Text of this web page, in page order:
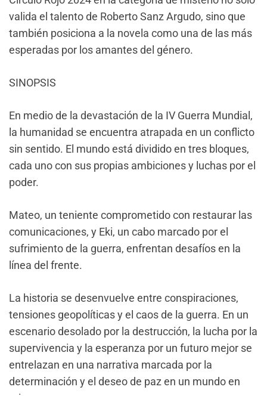
valida el talento de Roberto Sanz Argudo, sino que
también posiciona a la novela como una de las más
esperadas por los amantes del género.
SINOPSIS
En medio de la devastación de la IV Guerra Mundial,
la humanidad se encuentra atrapada en un conflicto
sin sentido. El mundo está dividido en tres bloques,
cada uno con sus propias ambiciones y luchas por el
poder.
Mateo, un teniente comprometido con restaurar las
comunicaciones, y Eki, un cabo marcado por el
sufrimiento de la guerra, enfrentan desafíos en la
línea del frente.
La historia se desenvuelve entre conspiraciones,
tensiones geopolíticas y el caos de la guerra. En un
escenario desolado por la destrucción, la lucha por la
supervivencia y la esperanza por un futuro mejor se
entrelazan en una narrativa marcada por la
determinación y el deseo de paz en un mundo en